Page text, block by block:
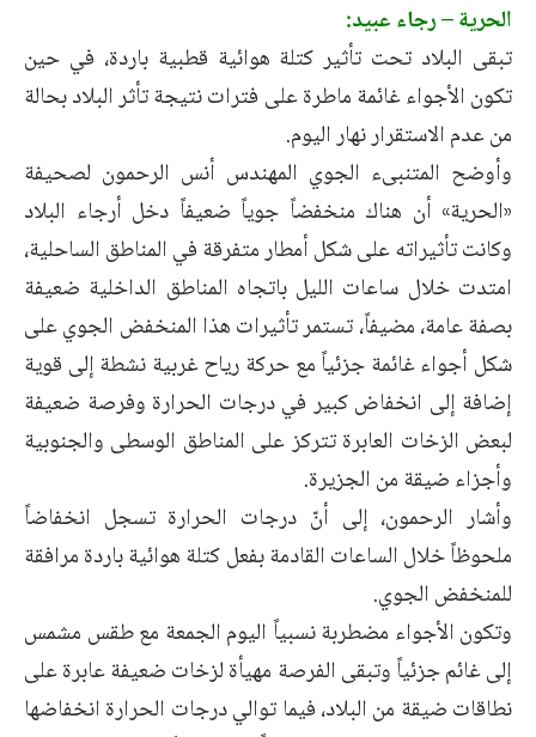
الحرية – رجاء عبيد:
تبقى البلاد تحت تأثير كتلة هوائية قطبية باردة، في حين
تكون الأجواء غائمة ماطرة على فترات نتيجة تأثر البلاد بحالة
من عدم الاستقرار نهار اليوم.
وأوضح المتنبىء الجوي المهندس أنس الرحمون لصحيفة
«الحرية» أن هناك منخفضاً جوياً ضعيفاً دخل أرجاء البلاد
وكانت تأثيراته على شكل أمطار متفرقة في المناطق الساحلية،
امتدت خلال ساعات الليل باتجاه المناطق الداخلية ضعيفة
بصفة عامة، مضيفاً، تستمر تأثيرات هذا المنخفض الجوي على
شكل أجواء غائمة جزئياً مع حركة رياح غربية نشطة إلى قوية
إضافة إلى انخفاض كبير في درجات الحرارة وفرصة ضعيفة
لبعض الزخات العابرة تتركز على المناطق الوسطى والجنوبية
وأجزاء ضيقة من الجزيرة.
وأشار الرحمون، إلى أنّ درجات الحرارة تسجل انخفاضاً
ملحوظاً خلال الساعات القادمة بفعل كتلة هوائية باردة مرافقة
للمنخفض الجوي.
وتكون الأجواء مضطربة نسبياً اليوم الجمعة مع طقس مشمس
إلى غائم جزئياً وتبقى الفرصة مهيأة لزخات ضعيفة عابرة على
نطاقات ضيقة من البلاد، فيما توالي درجات الحرارة انخفاضها